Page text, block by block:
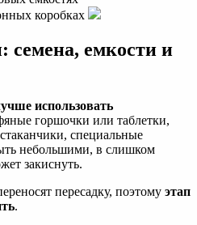
семена, емкости и
использовать
горшочки или таблетки,
специальные
небольшими, в слишком
закиснуть.
пересадку, поэтому этап
.